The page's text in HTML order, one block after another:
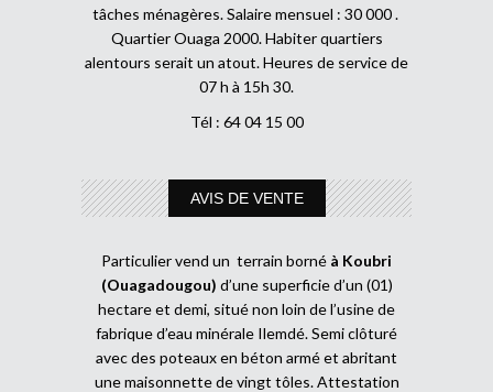
tâches ménagères. Salaire mensuel : 30 000 .
Quartier Ouaga 2000. Habiter quartiers
alentours serait un atout. Heures de service de
07 h à 15h 30.
Tél : 64 04 15 00
AVIS DE VENTE
Particulier vend un terrain borné à Koubri
(Ouagadougou) d’une superficie d’un (01)
hectare et demi, situé non loin de l’usine de
fabrique d’eau minérale Ilemdé. Semi clôturé
avec des poteaux en béton armé et abritant
une maisonnette de vingt tôles. Attestation